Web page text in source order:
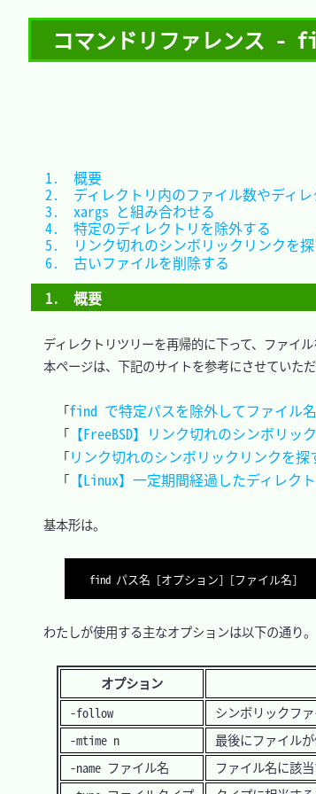
コマンドリファレンス -
1.　概要
ディレクトリツリーを再帰的に下って、ファイル
本ページは、下記のサイトを参考にさせていただ
「find で特定パスを除外してファイル
「【FreeBSD】リンク切れのシンボリッ
「リンク切れのシンボリックリンクを探
「【Linux】一定期間経過したディレク
基本形は。
find パス名 [オプション] [ファイル名]
わたしが使用する主なオプションは以下の通り。
オプション
-follow
シンボリックフ
-mtime n
最後にファイル
-name ファイル名
ファイル名に該